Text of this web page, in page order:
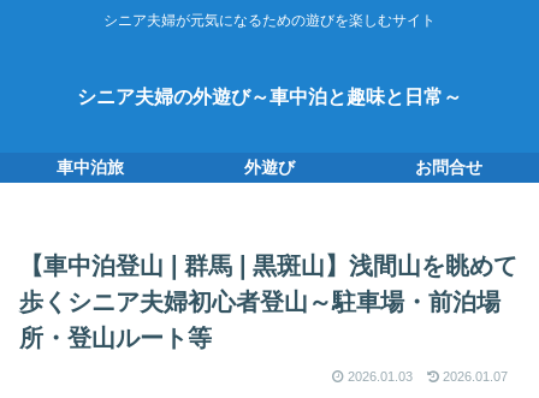
シニア夫婦が元気になるための遊びを楽しむサイト
シニア夫婦の外遊び～車中泊と趣味と日常～
車中泊旅 外遊び お問合せ
【車中泊登山❘群馬❘黒斑山】浅間山を眺めて
歩くシニア夫婦初心者登山～駐車場・前泊場
所・登山ルート等
2026.01.03 2026.01.07